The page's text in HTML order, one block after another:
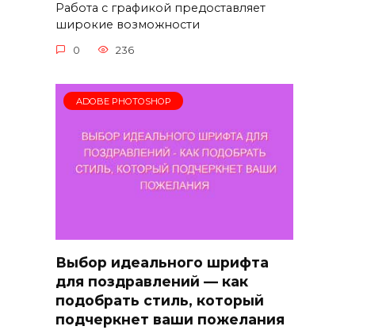
Работа с графикой предоставляет
широкие возможности
0 236
ADOBE PHOTOSHOP
Выбор идеального шрифта
для поздравлений — как
подобрать стиль, который
подчеркнет ваши пожелания